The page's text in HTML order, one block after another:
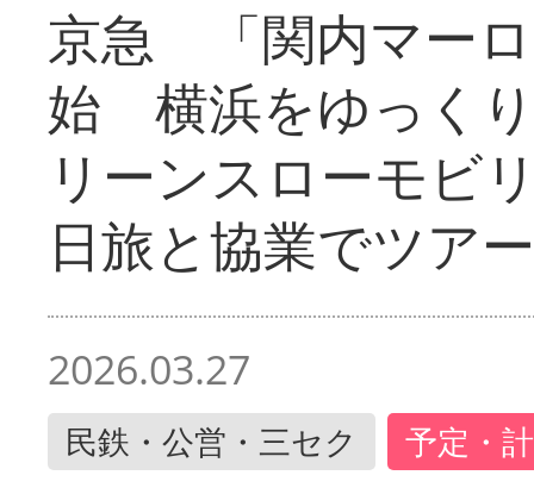
京急 「関内マー
始 横浜をゆっく
リーンスローモ
日旅と協業でツアー
2026.03.27
民鉄・公営・三セク 予定・